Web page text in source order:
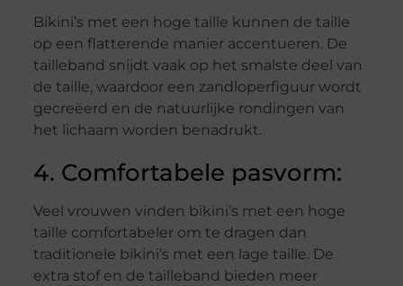
Bikini’s met een hoge taille kunnen de taille
op een flatterende manier accentueren. De
tailleband snijdt vaak op het smalste deel van
de taille, waardoor een zandloperfiguur wordt
gecreëerd en de natuurlijke rondingen van
het lichaam worden benadrukt.
4. Comfortabele pasvorm:
Veel vrouwen vinden bikini’s met een hoge
taille comfortabeler om te dragen dan
traditionele bikini’s met een lage taille. De
extra stof en de tailleband bieden meer